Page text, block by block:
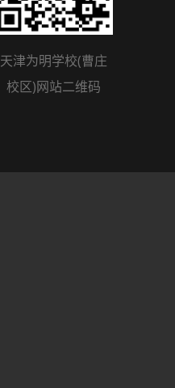
天津为明学校(曹庄
校区)网站二维码